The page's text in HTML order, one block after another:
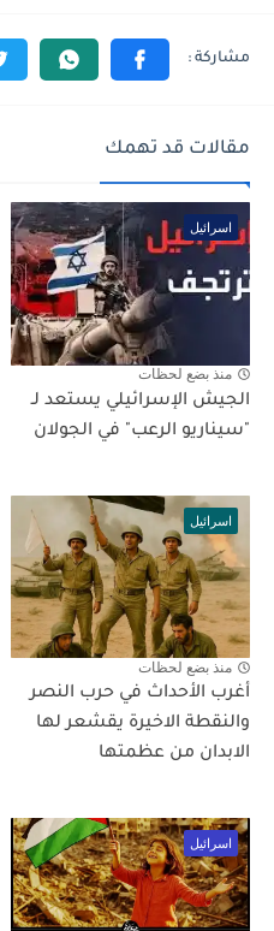
مقالات قد تهمك
اسرائيل
منذ بضع لحظات
الجيش الإسرائيلي يستعد لـ
"سيناريو الرعب" في الجولان
اسرائيل
منذ بضع لحظات
أغرب الأحداث في حرب النصر
والنقطة الاخيرة يقشعر لها
الابدان من عظمتها
اسرائيل